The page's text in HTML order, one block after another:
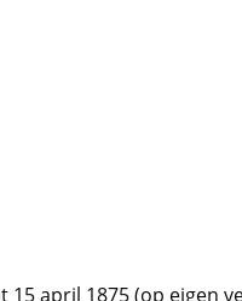
april 1875 (op eigen